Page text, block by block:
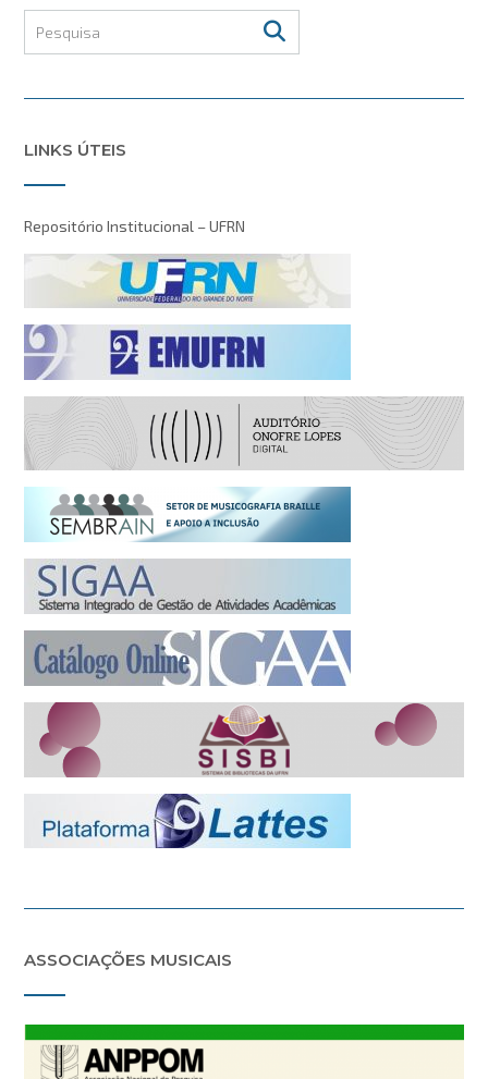
LINKS ÚTEIS
Repositório Institucional – UFRN
ASSOCIAÇÕES MUSICAIS